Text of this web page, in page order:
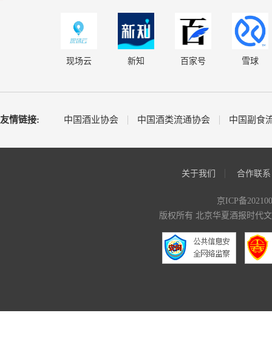
现场云 新知 百家号 雪球
友情链接: 中国酒业协会 中国酒类流通协会 中国副食
关于我们 合作联系
京ICP备
版权所有 北京华夏酒报时代文